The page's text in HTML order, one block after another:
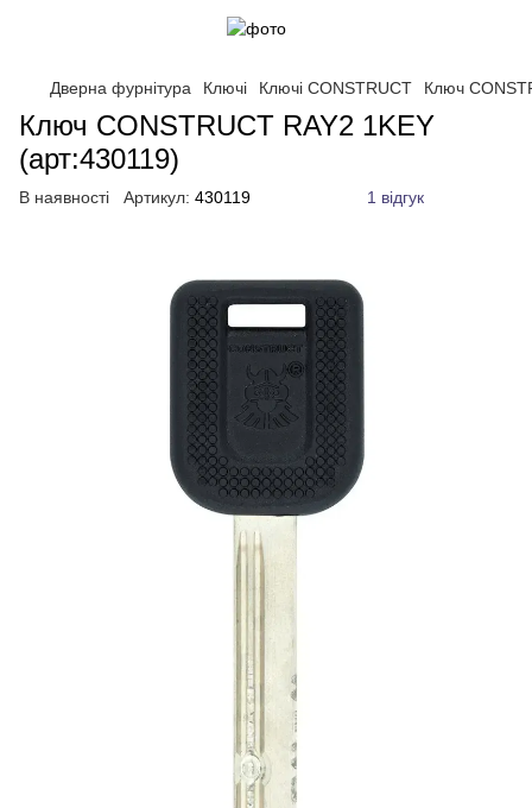
Дверна фурнітура Ключі Ключі CONSTRUCT Ключ
Ключ CONSTRUCT RAY2 1KEY
(арт:430119)
В наявності Артикул: 430119 1 відгук